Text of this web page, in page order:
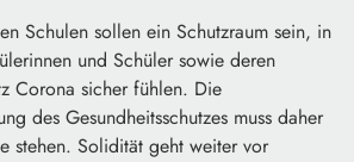
Schulen sollen ein Schutzraum sein, in
und Schüler sowie deren
Corona sicher fühlen. Die
des Gesundheitsschutzes muss daher
stehen. Solidität geht weiter vor